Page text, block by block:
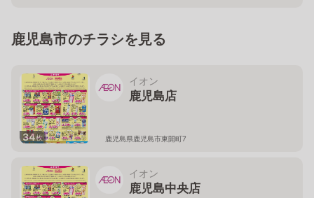
鹿児島市のチラシを見る
34枚
イオン
鹿児島店
鹿児島県鹿児島市東開町7
イオン
鹿児島中央店